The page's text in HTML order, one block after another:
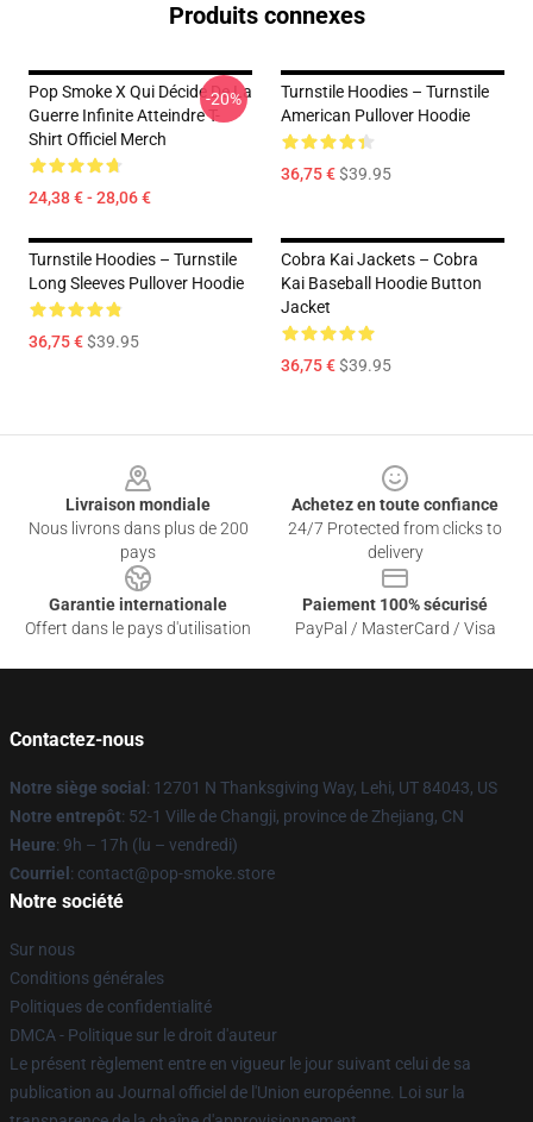
Produits connexes
Pop Smoke X Qui Décide De La
Guerre Infinite Atteindre T-
Shirt Officiel Merch
24,38 € - 28,06 €
-20%
Turnstile Hoodies – Turnstile
American Pullover Hoodie
36,75 €$39.95
Turnstile Hoodies – Turnstile
Long Sleeves Pullover Hoodie
36,75 €$39.95
Cobra Kai Jackets – Cobra
Kai Baseball Hoodie Button
Jacket
36,75 €$39.95
Livraison mondiale
Nous livrons dans plus de 200
pays
Achetez en toute confiance
24/7 Protected from clicks to
delivery
Garantie internationale
Offert dans le pays d'utilisation
Paiement 100% sécurisé
PayPal / MasterCard / Visa
Contactez-nous
Notre siège social : 12701 N Thanksgiving Way, Lehi, UT 84043, US
Notre entrepôt: 52-1 Ville de Changji, province de Zhejiang, CN
Heure: 9h – 17h (lu – vendredi)
Courriel : contact@pop-smoke.store
Notre société
Sur nous
Conditions générales
Politiques de confidentialité
DMCA - Politique sur le droit d'auteur
Le présent règlement entre en vigueur le jour suivant celui de sa
publication au Journal officiel de l'Union européenne. Loi sur la